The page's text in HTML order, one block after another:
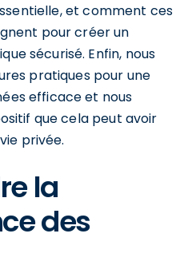
et comment ces
pour créer un
sécurisé. Enfin, nous
pratiques pour une
efficace et nous
que cela peut avoir
privée.
la
des